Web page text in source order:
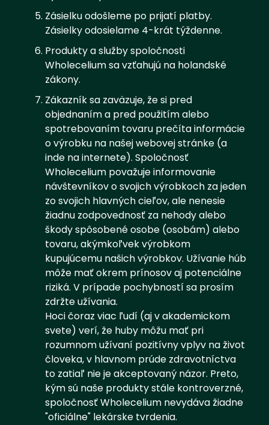
Zásielku odošleme po prijatí platby.
Zásielky odosielame 4-krát týždenne.
Produkty a služby spoločnosti
Wholecelium sa vzťahujú na holandské
zákony.
Zákazník sa zaväzuje, že si pred
objednaním a pred použitím alebo
spotrebovaním tovaru prečíta informácie
o výrobku na našej webovej stránke (a
inde na internete). Spoločnosť
Wholecelium považuje informovanie
návštevníkov o svojich výrobkoch za jeden
zo svojich hlavných cieľov, ale nenesie
žiadnu zodpovednosť za nehody alebo
škody spôsobené osobe (osobám) alebo
tovaru, akýmkoľvek výrobkom
kupujúcemu našich výrobkov. Užívanie húb
môže mať okrem prínosov aj potenciálne
riziká. V prípade pochybností sa prosím
zdržte užívania.
Hoci čoraz viac ľudí (aj v akademickom
svete) verí, že huby môžu mať pri
rozumnom užívaní pozitívny vplyv na život
človeka, v hlavnom prúde zdravotníctva
to zatiaľ nie je akceptovaný názor. Preto,
kým sú naše produkty stále kontroverzné,
spoločnosť Wholecelium nevydáva žiadne
"oficiálne" lekárske tvrdenia.